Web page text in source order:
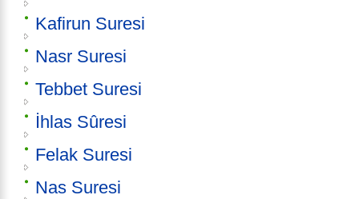
Kafirun Suresi
Nasr Suresi
Tebbet Suresi
İhlas Sûresi
Felak Suresi
Nas Suresi